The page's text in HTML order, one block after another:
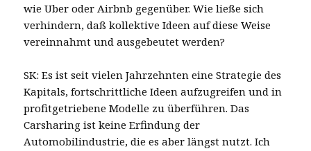
wie Uber oder Airbnb gegenüber. Wie ließe sich
verhindern, daß kollektive Ideen auf diese Weise
vereinnahmt und ausgebeutet werden?
SK: Es ist seit vielen Jahrzehnten eine Strategie des
Kapitals, fortschrittliche Ideen aufzugreifen und in
profitgetriebene Modelle zu überführen. Das
Carsharing ist keine Erfindung der
Automobilindustrie, die es aber längst nutzt. Ich